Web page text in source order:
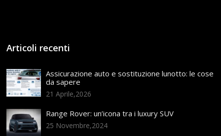
Articoli recenti
Assicurazione auto e sostituzione lunotto: le cose
da sapere
21 Aprile,2026
Range Rover: un’icona tra i luxury SUV
25 Novembre,2024